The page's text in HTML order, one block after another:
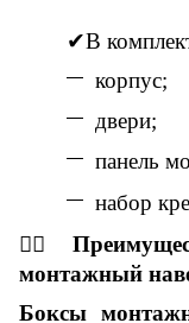
✔В
корпус;
двери;
панель
набор
👇🏼
монтажный
Боксы